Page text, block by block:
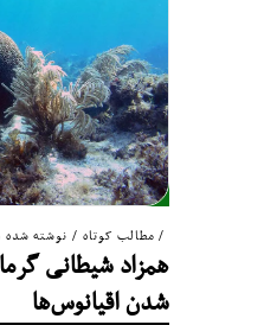
مطالب کوتاه / نوشته شده در
همزاد شیطانی
شدن اقیانوس‌ها